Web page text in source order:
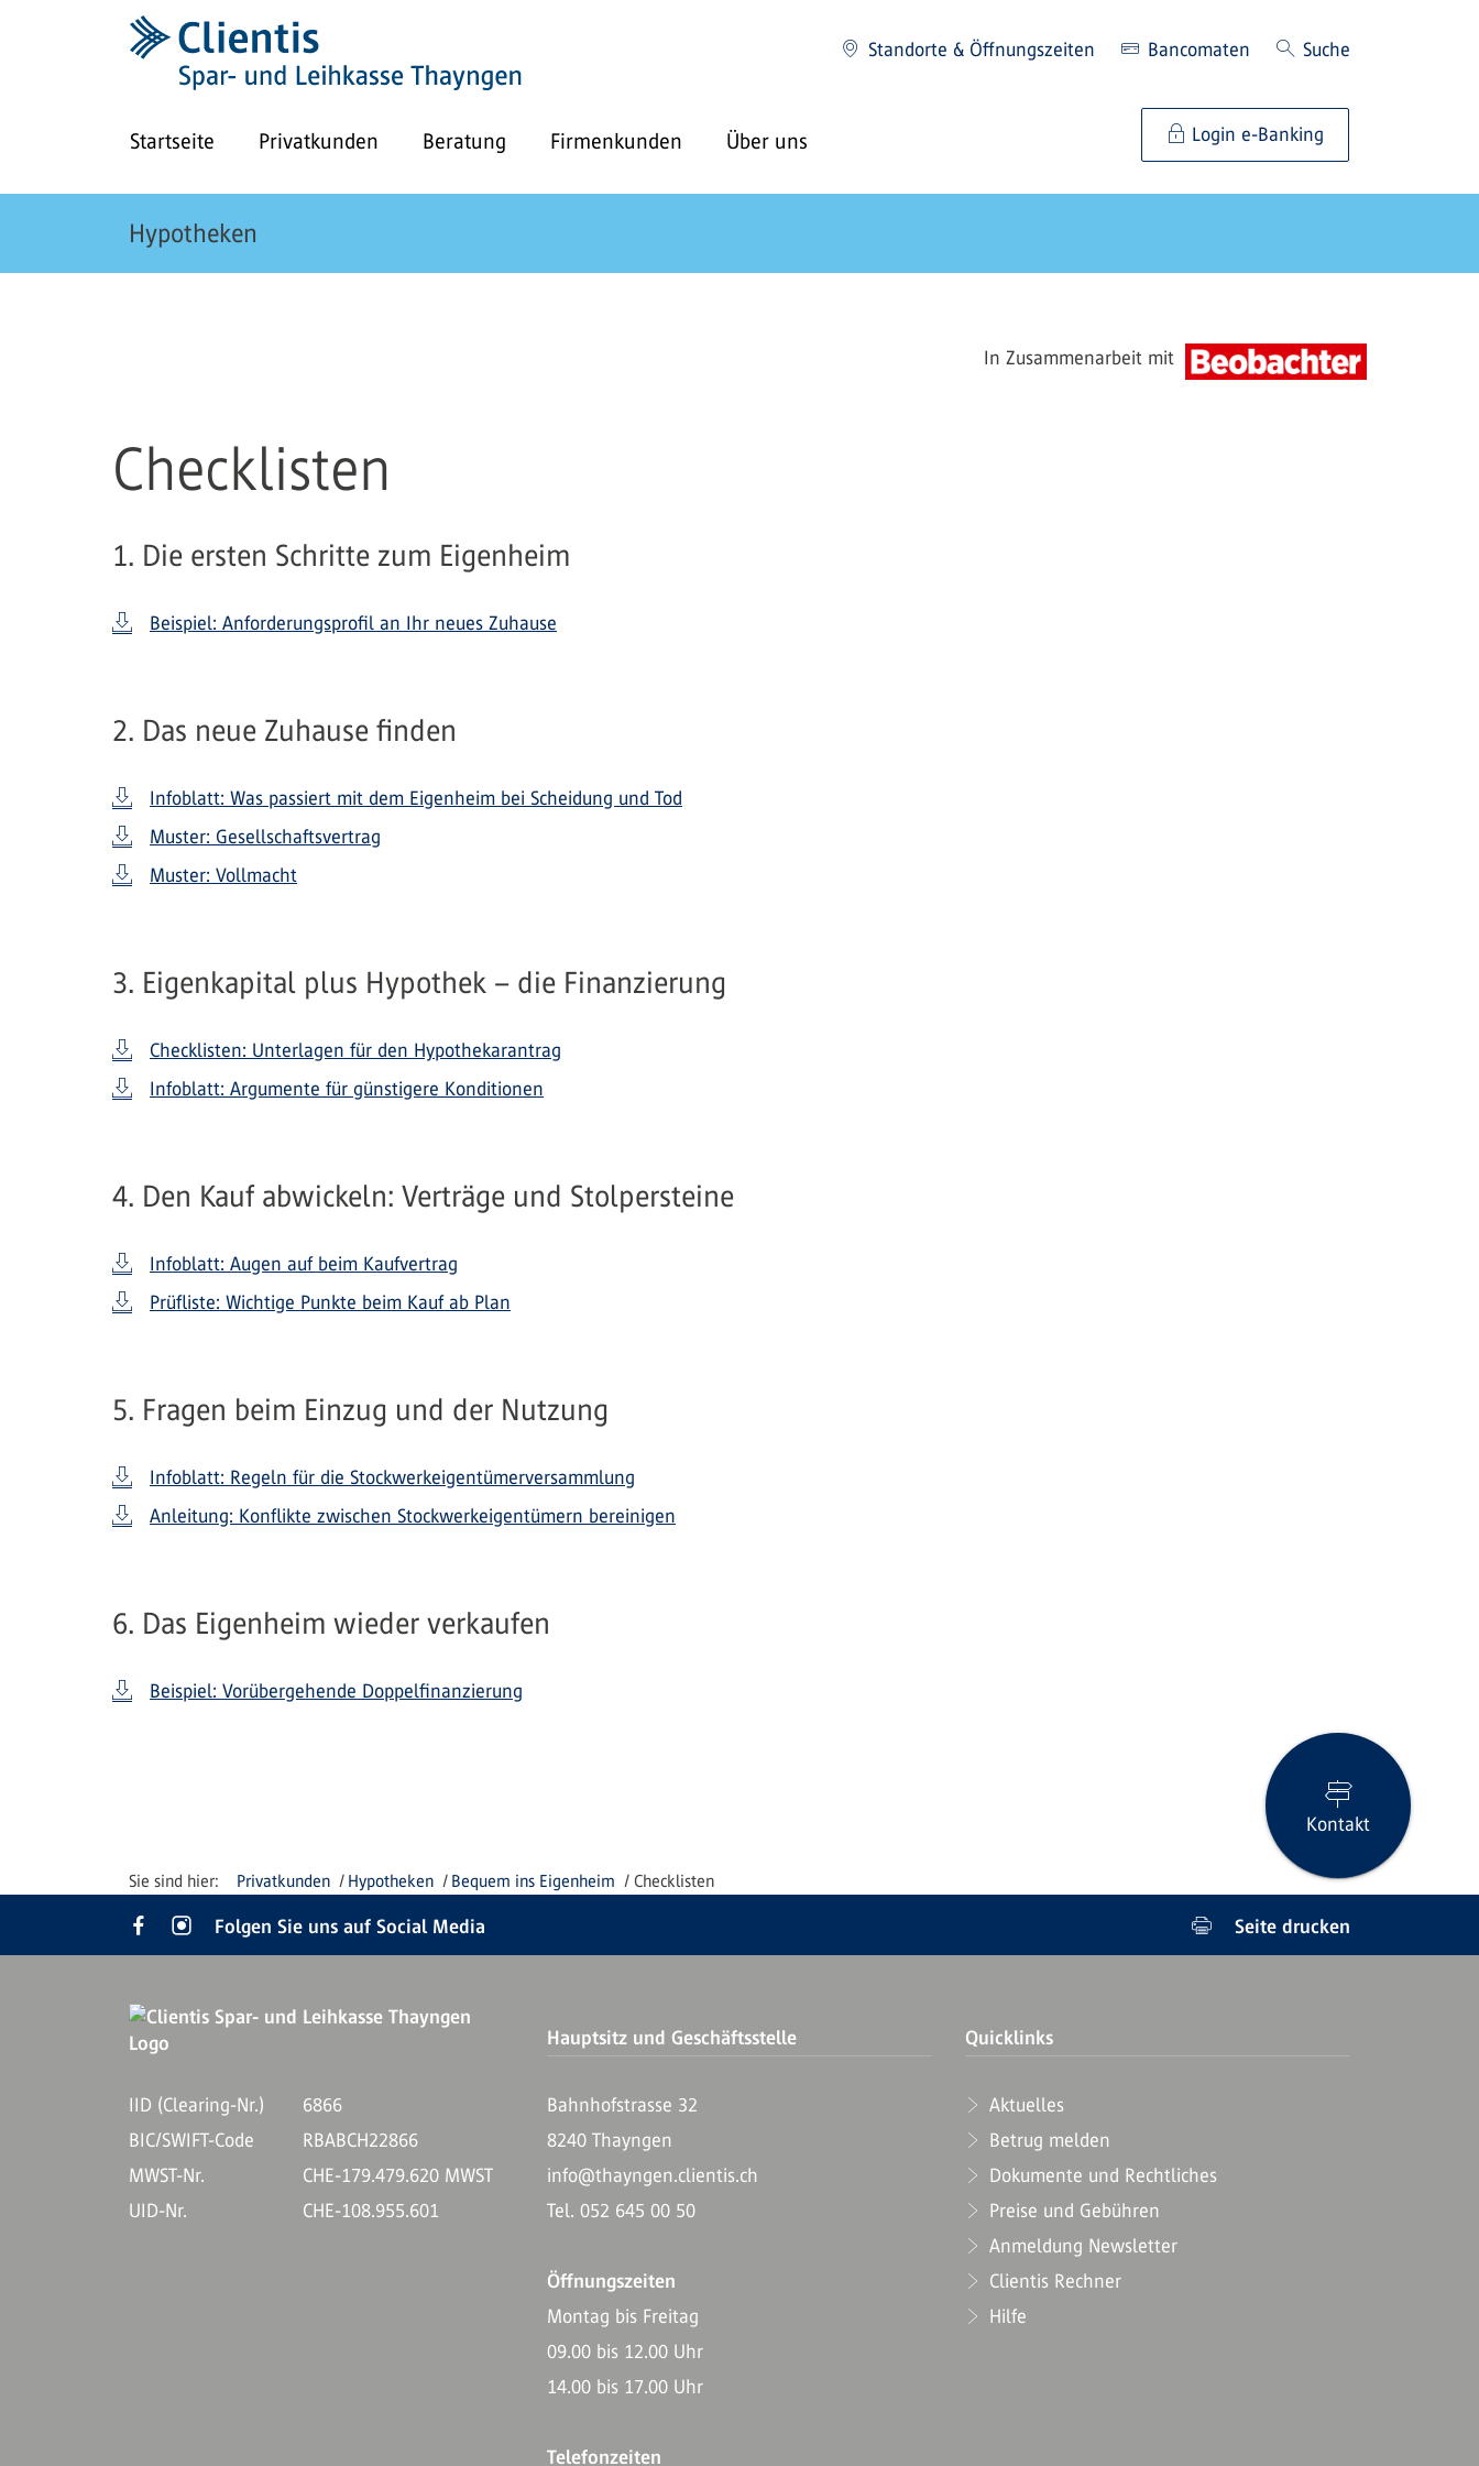
Standorte & Öffnungszeiten Bancomaten Suche
Startseite Privatkunden Beratung Firmenkunden Über uns Login e-Banking
Hypotheken
In Zusammenarbeit mit
Checklisten
1. Die ersten Schritte zum Eigenheim
Beispiel: Anforderungsprofil an Ihr neues Zuhause
2. Das neue Zuhause finden
Infoblatt: Was passiert mit dem Eigenheim bei Scheidung und Tod
Muster: Gesellschaftsvertrag
Muster: Vollmacht
3. Eigenkapital plus Hypothek – die Finanzierung
Checklisten: Unterlagen für den Hypothekarantrag
Infoblatt: Argumente für günstigere Konditionen
4. Den Kauf abwickeln: Verträge und Stolpersteine
Infoblatt: Augen auf beim Kaufvertrag
Prüfliste: Wichtige Punkte beim Kauf ab Plan
5. Fragen beim Einzug und der Nutzung
Infoblatt: Regeln für die Stockwerkeigentümerversammlung
Anleitung: Konflikte zwischen Stockwerkeigentümern bereinigen
6. Das Eigenheim wieder verkaufen
Beispiel: Vorübergehende Doppelfinanzierung
Privatkunden Hypotheken Bequem ins Eigenheim Checklisten
Kontakt
Folgen Sie uns auf Social Media Seite drucken
Hauptsitz und Geschäftsstelle Quicklinks
IID (Clearing-Nr.)
6866
BIC/SWIFT-Code
RBABCH22866
MWST-Nr.
CHE-179.479.620 MWST
UID-Nr.
CHE-108.955.601
Bahnhofstrasse 32
8240 Thayngen
info@thayngen.clientis.ch
Tel. 052 645 00 50
Öffnungszeiten
Montag bis Freitag
09.00 bis 12.00 Uhr
14.00 bis 17.00 Uhr
Telefonzeiten
Aktuelles
Betrug melden
Dokumente und Rechtliches
Preise und Gebühren
Anmeldung Newsletter
Clientis Rechner
Hilfe